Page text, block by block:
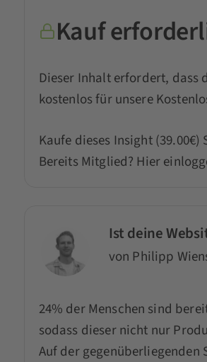
Kauf
Dieser Inhalt erfordert, dass
kostenlos für unsere
Kaufe dieses Insight (39.00€)
Bereits Mitglied? Hier
Ist deine
von Philipp
24% der Menschen sind
sodass dieser nicht nur
Auf der gegenüberliegenden